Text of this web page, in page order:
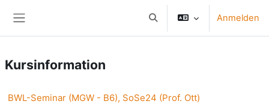
Sucheingabe umschalten
Anmelden
Kursinformation
BWL-Seminar (MGW - B6), SoSe24 (Prof. Ott)